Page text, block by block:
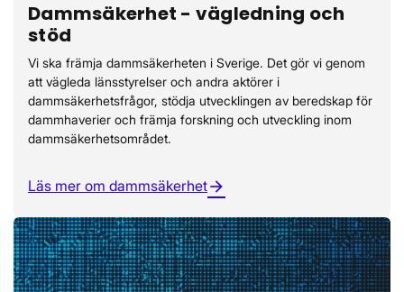
Dammsäkerhet - vägledning och
stöd
Vi ska främja dammsäkerheten i Sverige. Det gör vi genom
att vägleda länsstyrelser och andra aktörer i
dammsäkerhetsfrågor, stödja utvecklingen av beredskap för
dammhaverier och främja forskning och utveckling inom
dammsäkerhetsområdet.
Läs mer om dammsäkerhetarrow_forward